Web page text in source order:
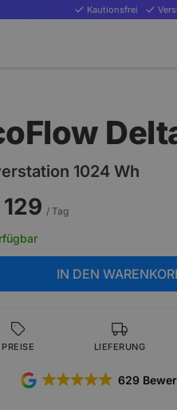
Kautionsfrei
1024 Wh
/ Tag
IN DEN
PREISE LIEFERUNG
629